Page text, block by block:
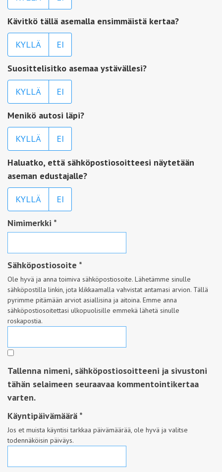
Kävitkö tällä asemalla ensimmäistä kertaa?
KYLLÄ EI
Suosittelisitko asemaa ystävällesi?
KYLLÄ EI
Menikö autosi läpi?
KYLLÄ EI
Haluatko, että sähköpostiosoitteesi näytetään
aseman edustajalle?
KYLLÄ EI
Nimimerkki *
Sähköpostiosoite *
Ole hyvä ja anna toimiva sähköpostiosoite. Lähetämme sinulle
sähköpostilla linkin, jota klikkaamalla vahvistat antamasi arvion. Tällä
pyrimme pitämään arviot asiallisina ja aitoina. Emme anna
sähköpostiosoitettasi ulkopuolisille emmekä lähetä sinulle
roskapostia.
Tallenna nimeni, sähköpostiosoitteeni ja sivustoni
tähän selaimeen seuraavaa kommentointikertaa
varten.
Käyntipäivämäärä *
Jos et muista käyntisi tarkkaa päivämäärää, ole hyvä ja valitse
todennäköisin päiväys.